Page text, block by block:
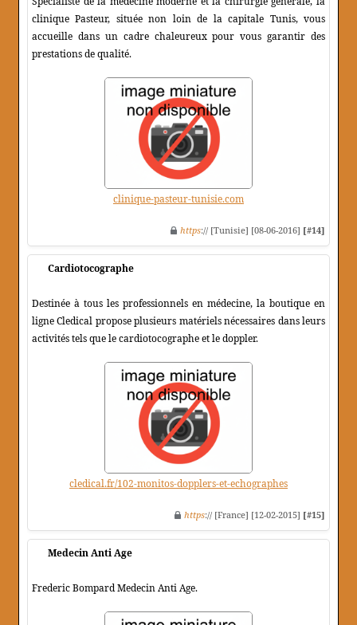
clinique Pasteur, située non loin de la capitale Tunis, vous
accueille dans un cadre chaleureux pour vous garantir des
prestations de qualité.
clinique-pasteur-tunisie.com
https:// [Tunisie] [08-06-2016] [#14]
Cardiotocographe
Destinée à tous les professionnels en médecine, la boutique en
ligne Cledical propose plusieurs matériels nécessaires dans leurs
activités tels que le cardiotocographe et le doppler.
cledical.fr/102-monitos-dopplers-et-echographes
https:// [France] [12-02-2015] [#15]
Medecin Anti Age
Frederic Bompard Medecin Anti Age.